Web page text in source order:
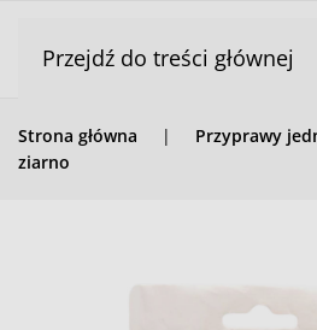
Przejdź do treści głównej
Strona główna Przyprawy
ziarno